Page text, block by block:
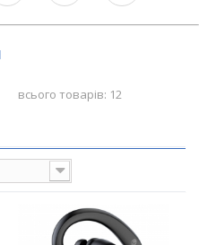
всього товарів: 12